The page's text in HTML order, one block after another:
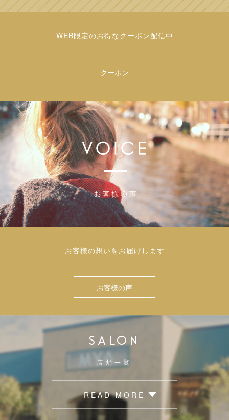
WEB限定のお得なクーポン配信中
クーポン
お客様の想いをお届けします
お客様の声
SALON
店舗一覧
READ MORE